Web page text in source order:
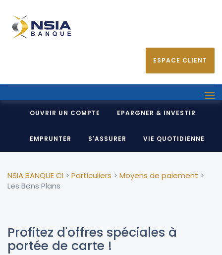
ESPACE CLIENT
OUVRIR UN COMPTE EPARGNER & INVESTIR
EMPRUNTER S'ASSURER VIE QUOTIDIENNE
NSIA BANQUE CI > Particuliers > Moyens de paiement >
Les Bons Plans
Profitez d'offres spéciales à
portée de carte !